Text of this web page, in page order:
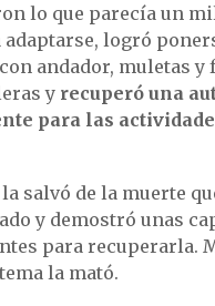
lo que parecía un
adaptarse, logró
andador, muletas y
y recuperó una
para las
salvó de la muerte
y demostró unas
para recuperarla.
la mató.